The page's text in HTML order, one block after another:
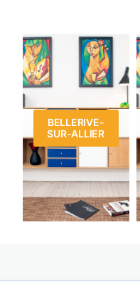
BELLERIVE-
SUR-ALLIER